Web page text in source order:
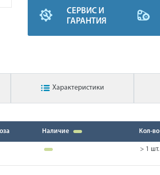
СЕРВИС И
ГАРАНТИЯ
Характеристики
Наличие Кол-во
> 1 шт.